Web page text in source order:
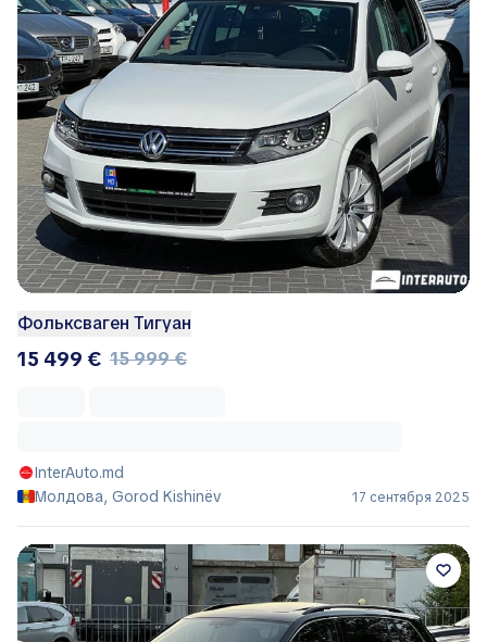
Фольксваген Тигуан
15 499 € 15 999 €
InterAuto.md
Молдова, Gorod Kishinëv
17 сентября 2025